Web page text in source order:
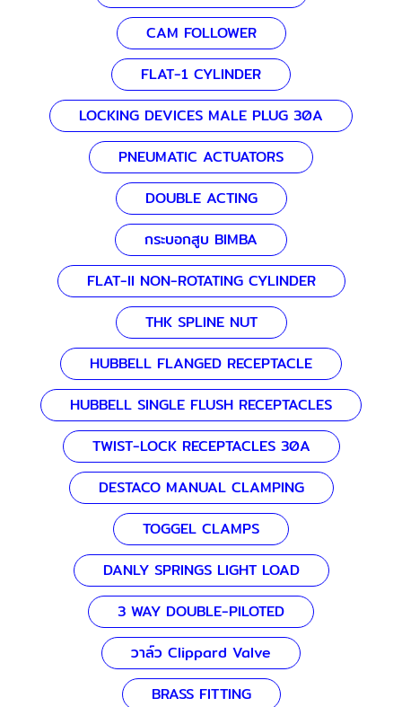
CAM FOLLOWER
FLAT-1 CYLINDER
LOCKING DEVICES MALE PLUG 30A
PNEUMATIC ACTUATORS
DOUBLE ACTING
กระบอกสูบ BIMBA
FLAT-II NON-ROTATING CYLINDER
THK SPLINE NUT
HUBBELL FLANGED RECEPTACLE
HUBBELL SINGLE FLUSH RECEPTACLES
TWIST-LOCK RECEPTACLES 30A
DESTACO MANUAL CLAMPING
TOGGEL CLAMPS
DANLY SPRINGS LIGHT LOAD
3 WAY DOUBLE-PILOTED
วาล์ว Clippard Valve
BRASS FITTING